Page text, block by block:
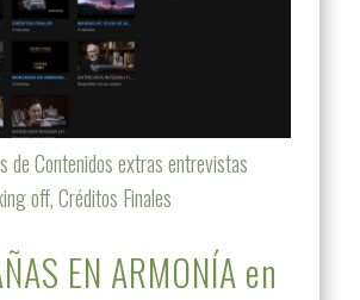
de Contenidos extras entrevistas
off, Créditos Finales
EN ARMONÍA en